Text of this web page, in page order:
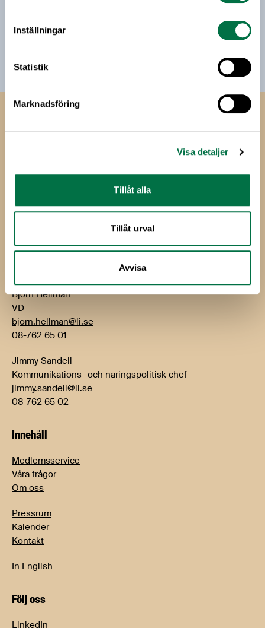
Inställningar
Statistik
Marknadsföring
Visa detaljer
Tillåt alla
Tillåt urval
Avvisa
till min inkorg. Livsmedelsföretagen ska inte dela eller
sälja min personliga information. Jag kan när som helst
114 85 Stockholm
Björn Hellman
VD
bjorn.hellman@li.se
08-762 65 01
Jimmy Sandell
Kommunikations- och näringspolitisk chef
jimmy.sandell@li.se
08-762 65 02
Innehåll
Medlemsservice
Våra frågor
Om oss
Pressrum
Kalender
Kontakt
In English
Följ oss
LinkedIn